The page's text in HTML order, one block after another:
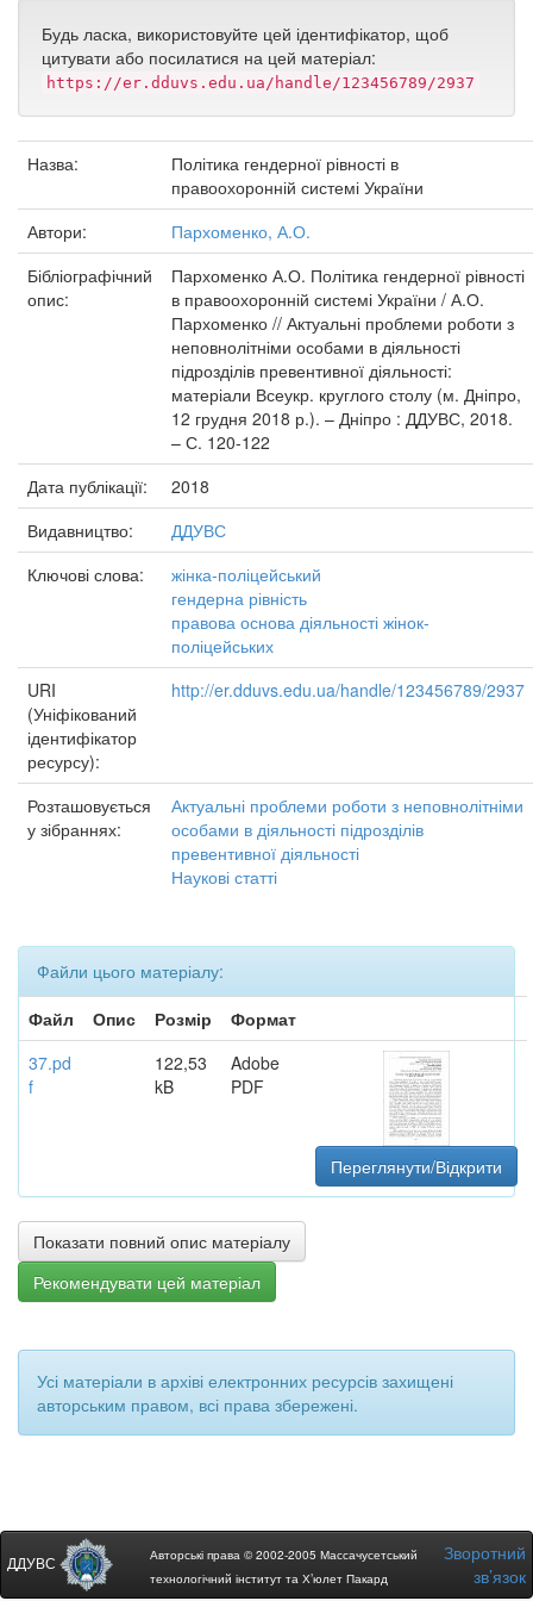
Будь ласка, використовуйте цей ідентифікатор, щоб
цитувати або посилатися на цей матеріал:
https://er.dduvs.edu.ua/handle/123456789/2937
Назва:
Політика гендерної рівності в
правоохоронній системі України
Автори:
Пархоменко, А.О.
Бібліографічний
опис:
Пархоменко А.О. Політика гендерної рівності
в правоохоронній системі України / А.О.
Пархоменко // Актуальні проблеми роботи з
неповнолітніми особами в діяльності
підрозділів превентивної діяльності:
матеріали Всеукр. круглого столу (м. Дніпро,
12 грудня 2018 р.). – Дніпро : ДДУВС, 2018.
– С. 120-122
Дата публікації:
2018
Видавництво:
ДДУВС
Ключові слова:
жінка-поліцейський
гендерна рівність
правова основа діяльності жінок-
поліцейських
URI
(Уніфікований
ідентифікатор
ресурсу):
http://er.dduvs.edu.ua/handle/123456789/2937
Розташовується
у зібраннях:
Актуальні проблеми роботи з неповнолітніми
особами в діяльності підрозділів
превентивної діяльності
Наукові статті
Файли цього матеріалу:
Файл
Опис Розмір
Формат
37.pd
f
122,53
kB
Adobe
PDF
Переглянути/Відкрити
Показати повний опис матеріалу
Рекомендувати цей матеріал
Усі матеріали в архіві електронних ресурсів захищені
авторським правом, всі права збережені.
ДДУВС
Авторські права © 2002-2005 Массачусетський
технологічний інститут та Х’юлет Пакард
Зворотний
зв’язок